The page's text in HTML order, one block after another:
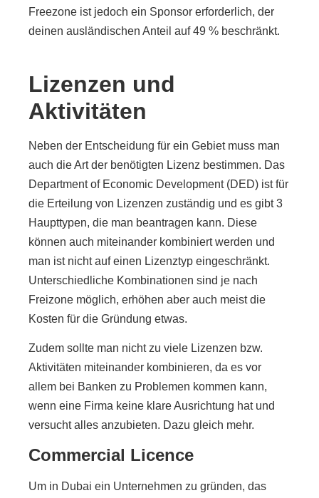
Freezone ist jedoch ein Sponsor erforderlich, der
deinen ausländischen Anteil auf 49 % beschränkt.
Lizenzen und
Aktivitäten
Neben der Entscheidung für ein Gebiet muss man
auch die Art der benötigten Lizenz bestimmen. Das
Department of Economic Development (DED) ist für
die Erteilung von Lizenzen zuständig und es gibt 3
Haupttypen, die man beantragen kann. Diese
können auch miteinander kombiniert werden und
man ist nicht auf einen Lizenztyp eingeschränkt.
Unterschiedliche Kombinationen sind je nach
Freizone möglich, erhöhen aber auch meist die
Kosten für die Gründung etwas.
Zudem sollte man nicht zu viele Lizenzen bzw.
Aktivitäten miteinander kombinieren, da es vor
allem bei Banken zu Problemen kommen kann,
wenn eine Firma keine klare Ausrichtung hat und
versucht alles anzubieten. Dazu gleich mehr.
Commercial Licence
Um in Dubai ein Unternehmen zu gründen, das